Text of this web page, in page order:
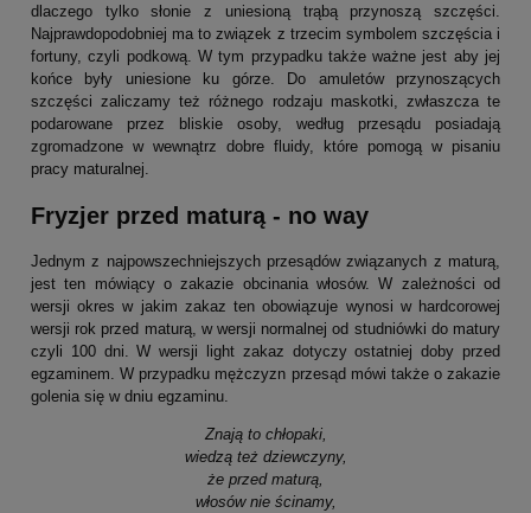
dlaczego tylko słonie z uniesioną trąbą przynoszą szczęści.
Najprawdopodobniej ma to związek z trzecim symbolem szczęścia i
fortuny, czyli podkową. W tym przypadku także ważne jest aby jej
końce były uniesione ku górze. Do amuletów przynoszących
szczęści zaliczamy też różnego rodzaju maskotki, zwłaszcza te
podarowane przez bliskie osoby, według przesądu posiadają
zgromadzone w wewnątrz dobre fluidy, które pomogą w pisaniu
pracy maturalnej.
Fryzjer przed maturą - no way
Jednym z najpowszechniejszych przesądów związanych z maturą,
jest ten mówiący o zakazie obcinania włosów. W zależności od
wersji okres w jakim zakaz ten obowiązuje wynosi w hardcorowej
wersji rok przed maturą, w wersji normalnej od studniówki do matury
czyli 100 dni. W wersji light zakaz dotyczy ostatniej doby przed
egzaminem. W przypadku mężczyzn przesąd mówi także o zakazie
golenia się w dniu egzaminu.
Znają to chłopaki,
wiedzą też dziewczyny,
że przed maturą,
włosów nie ścinamy,